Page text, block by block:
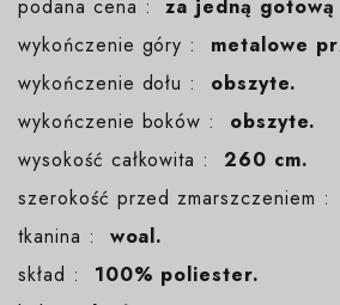
podana cena :za jedną gotową
wykończenie góry :
metalowe
wykończenie dołu : obszyte.
wykończenie boków : obszyte.
wysokość całkowita :260 cm.
szerokość przed zmarszczeniem :
tkanina : woal.
skład : 100% poliester.